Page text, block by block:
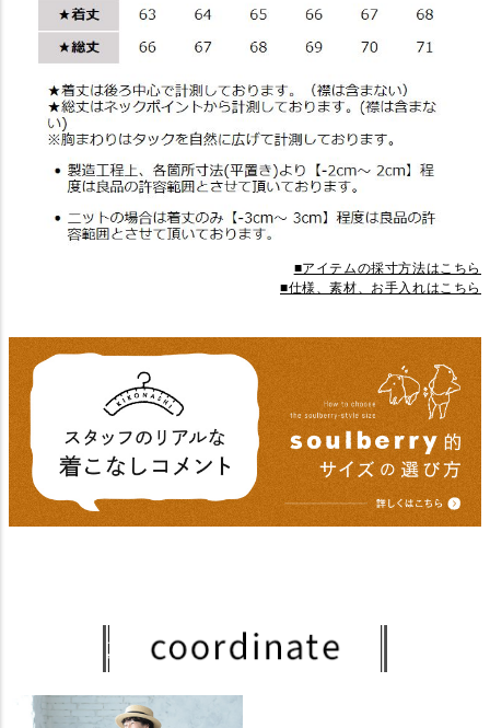
■アイテムの採寸方法はこちら
■仕様、素材、お手入れはこちら